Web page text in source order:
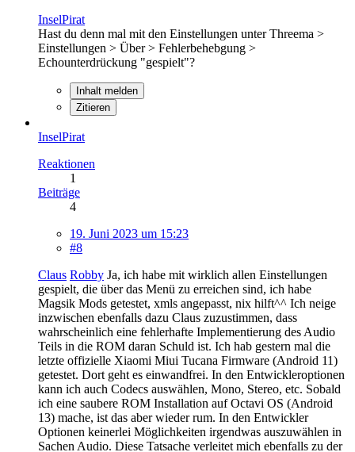
InselPirat
Hast du denn mal mit den Einstellungen unter Threema >
Einstellungen > Über > Fehlerbehebgung >
Echounterdrückung "gespielt"?
Inhalt melden
Zitieren
InselPirat
Reaktionen
1
Beiträge
4
19. Juni 2023 um 15:23
#8
Claus Robby Ja, ich habe mit wirklich allen Einstellungen
gespielt, die über das Menü zu erreichen sind, ich habe
Magsik Mods getestet, xmls angepasst, nix hilft^^ Ich neige
inzwischen ebenfalls dazu Claus zuzustimmen, dass
wahrscheinlich eine fehlerhafte Implementierung des Audio
Teils in die ROM daran Schuld ist. Ich hab gestern mal die
letzte offizielle Xiaomi Miui Tucana Firmware (Android 11)
getestet. Dort geht es einwandfrei. In den Entwickleroptionen
kann ich auch Codecs auswählen, Mono, Stereo, etc. Sobald
ich eine saubere ROM Installation auf Octavi OS (Android
13) mache, ist das aber wieder rum. In den Entwickler
Optionen keinerlei Möglichkeiten irgendwas auszuwählen in
Sachen Audio. Diese Tatsache verleitet mich ebenfalls zu der